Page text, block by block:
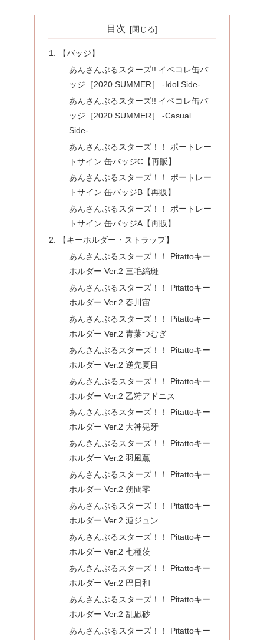
目次
【バッジ】
あんさんぶるスターズ!! イベコレ缶バ
ッジ［2020 SUMMER］ -Idol Side-
あんさんぶるスターズ!! イベコレ缶バ
ッジ［2020 SUMMER］ -Casual
Side-
あんさんぶるスターズ！！ ポートレー
トサイン 缶バッジC【再販】
あんさんぶるスターズ！！ ポートレー
トサイン 缶バッジB【再販】
あんさんぶるスターズ！！ ポートレー
トサイン 缶バッジA【再販】
【キーホルダー・ストラップ】
あんさんぶるスターズ！！ Pitattoキー
ホルダー Ver.2 三毛縞斑
あんさんぶるスターズ！！ Pitattoキー
ホルダー Ver.2 春川宙
あんさんぶるスターズ！！ Pitattoキー
ホルダー Ver.2 青葉つむぎ
あんさんぶるスターズ！！ Pitattoキー
ホルダー Ver.2 逆先夏目
あんさんぶるスターズ！！ Pitattoキー
ホルダー Ver.2 乙狩アドニス
あんさんぶるスターズ！！ Pitattoキー
ホルダー Ver.2 大神晃牙
あんさんぶるスターズ！！ Pitattoキー
ホルダー Ver.2 羽風薫
あんさんぶるスターズ！！ Pitattoキー
ホルダー Ver.2 朔間零
あんさんぶるスターズ！！ Pitattoキー
ホルダー Ver.2 漣ジュン
あんさんぶるスターズ！！ Pitattoキー
ホルダー Ver.2 七種茨
あんさんぶるスターズ！！ Pitattoキー
ホルダー Ver.2 巴日和
あんさんぶるスターズ！！ Pitattoキー
ホルダー Ver.2 乱凪砂
あんさんぶるスターズ！！ Pitattoキー